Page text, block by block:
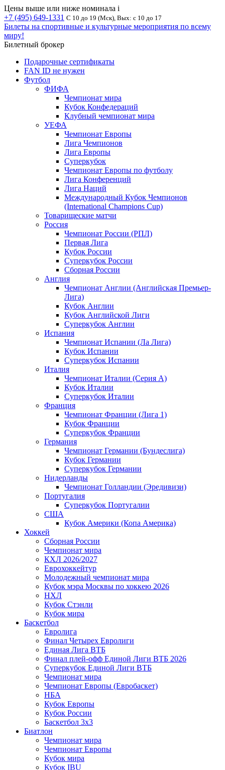
Цены выше или ниже номинала i
+7 (495) 649-1331 С 10 до 19 (Мск), Вых: с 10 до 17
Билеты на спортивные и культурные мероприятия по всему
миру!
Билетный брокер
Подарочные сертификаты
FAN ID не нужен
Футбол
ФИФА
Чемпионат мира
Кубок Конфедераций
Клубный чемпионат мира
УЕФА
Чемпионат Европы
Лига Чемпионов
Лига Европы
Суперкубок
Чемпионат Европы по футболу
Лига Конференций
Лига Наций
Международный Кубок Чемпионов
(International Champions Cup)
Товарищеские матчи
Россия
Чемпионат России (РПЛ)
Первая Лига
Кубок России
Суперкубок России
Сборная России
Англия
Чемпионат Англии (Английская Премьер-
Лига)
Кубок Англии
Кубок Английской Лиги
Суперкубок Англии
Испания
Чемпионат Испании (Ла Лига)
Кубок Испании
Суперкубок Испании
Италия
Чемпионат Италии (Серия А)
Кубок Италии
Суперкубок Италии
Франция
Чемпионат Франции (Лига 1)
Кубок Франции
Суперкубок Франции
Германия
Чемпионат Германии (Бундеслига)
Кубок Германии
Суперкубок Германии
Нидерланды
Чемпионат Голландии (Эредивизи)
Португалия
Суперкубок Португалии
США
Кубок Америки (Копа Америка)
Хоккей
Сборная России
Чемпионат мира
КХЛ 2026/2027
Еврохоккейтур
Молодежный чемпионат мира
Кубок мэра Москвы по хоккею 2026
НХЛ
Кубок Стэнли
Кубок мира
Баскетбол
Евролига
Финал Четырех Евролиги
Единая Лига ВТБ
Финал плей-офф Единой Лиги ВТБ 2026
Суперкубок Единой Лиги ВТБ
Чемпионат мира
Чемпионат Европы (Евробаскет)
НБА
Кубок Европы
Кубок России
Баскетбол 3х3
Биатлон
Чемпионат мира
Чемпионат Европы
Кубок мира
Кубок IBU